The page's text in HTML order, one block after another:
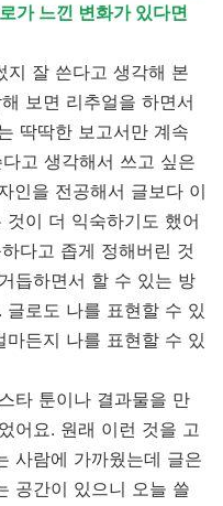
가 느낀 변화가 있다면
지 잘 쓴다고 생각해 본
보면 리추얼을 하면서
딱딱한 보고서만 계속
고 생각해서 쓰고 싶은
인을 전공해서 글보다 이
이 더 익숙하기도 했어
다고 좁게 정해버린 것
듭하면서 할 수 있는 방
로도 나를 표현할 수 있
든지 나를 표현할 수 있
타 툰이나 결과물을 만
어요. 원래 이런 것을 고
사람에 가까웠는데 글은
공간이 있으니 오늘 쓸